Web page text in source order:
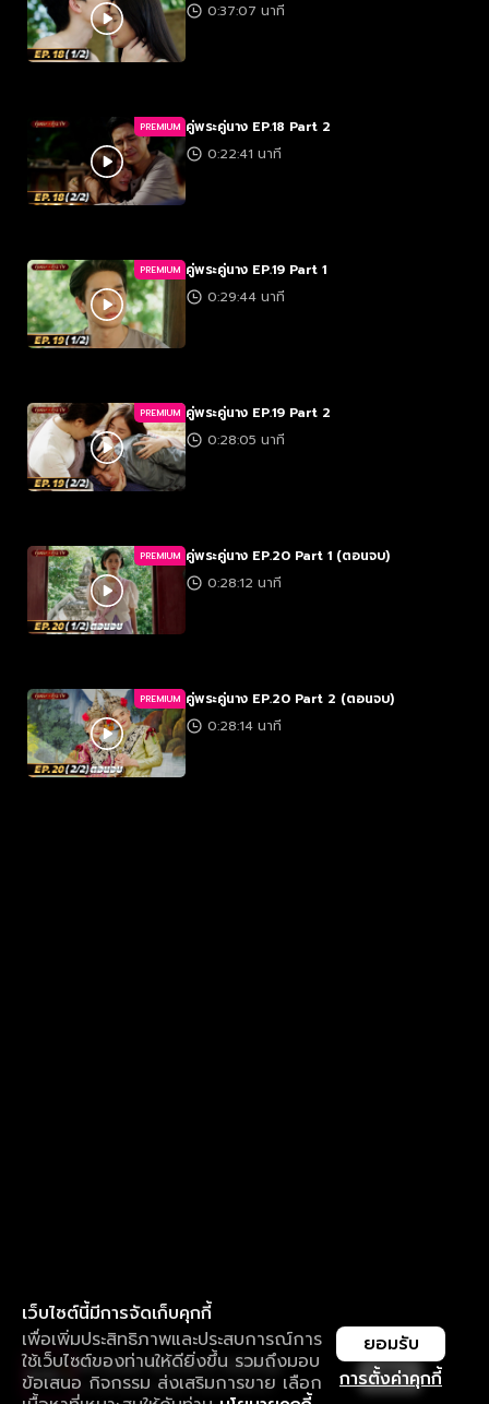
0:37:07 นาที
PREMIUM คู่พระคู่นาง EP.18 Part 2
0:22:41 นาที
PREMIUM คู่พระคู่นาง EP.19 Part 1
0:29:44 นาที
PREMIUM คู่พระคู่นาง EP.19 Part 2
0:28:05 นาที
PREMIUM คู่พระคู่นาง EP.20 Part 1 (ตอนจบ)
0:28:12 นาที
PREMIUM คู่พระคู่นาง EP.20 Part 2 (ตอนจบ)
0:28:14 นาที
เว็บไซต์นี้มีการจัดเก็บคุกกี้
เพื่อเพิ่มประสิทธิภาพและประสบการณ์การ
ใช้เว็บไซต์ของท่านให้ดียิ่งขึ้น รวมถึงมอบ
ข้อเสนอ กิจกรรม ส่งเสริมการขาย เลือก
การตั้งค่าคุกกี้
ยอมรับ
ใช้งานแอป ลื่นไหลกว่า ไม่มีสะดุด
ดาวน์โหลดแอปเพื่อการรับชมที่ดีกว่า เปิด